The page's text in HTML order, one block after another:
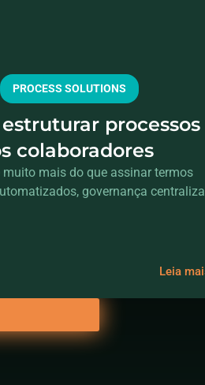
PROCESS SOLUTIONS
processos
colaboradores
muito mais do que assinar termos
governança
Leia